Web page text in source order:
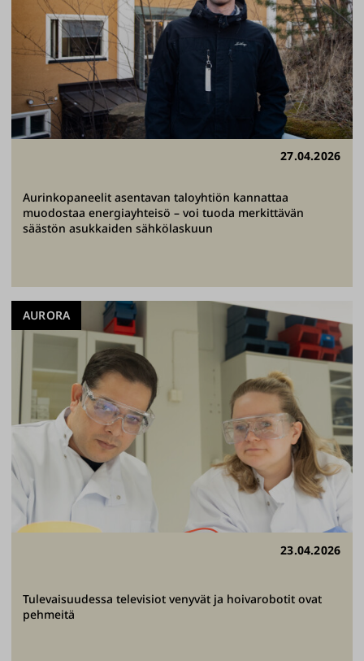
27.04.2026
Aurinkopaneelit asentavan taloyhtiön kannattaa
muodostaa energiayhteisö – voi tuoda merkittävän
säästön asukkaiden sähkölaskuun
23.04.2026
Tulevaisuudessa televisiot venyvät ja hoivarobotit ovat
pehmeitä
AURORA